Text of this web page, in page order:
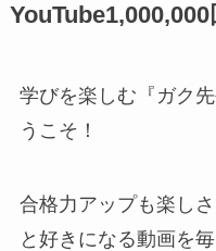
YouTube1,000,000
学びを楽しむ『ガク
うこそ！
合格力アップも楽し
と好きになる動画を毎